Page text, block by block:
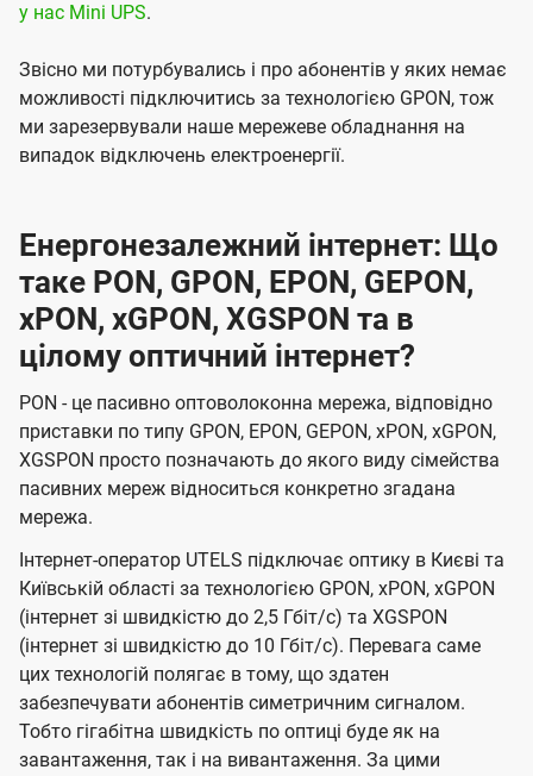
у нас Mini UPS.
Звісно ми потурбувались і про абонентів у яких немає
можливості підключитись за технологією GPON, тож
ми зарезервували наше мережеве обладнання на
випадок відключень електроенергії.
Енергонезалежний інтернет: Що
таке PON, GPON, EPON, GEPON,
xPON, xGPON, XGSPON та в
цілому оптичний інтернет?
PON - це пасивно оптоволоконна мережа, відповідно
приставки по типу GPON, EPON, GEPON, xPON, xGPON,
XGSPON просто позначають до якого виду сімейства
пасивних мереж відноситься конкретно згадана
мережа.
Інтернет-оператор UTELS підключає оптику в Києві та
Київській області за технологією GPON, xPON, xGPON
(інтернет зі швидкістю до 2,5 Гбіт/с) та XGSPON
(інтернет зі швидкістю до 10 Гбіт/с). Перевага саме
цих технологій полягає в тому, що здатен
забезпечувати абонентів симетричним сигналом.
Тобто гігабітна швидкість по оптиці буде як на
завантаження, так і на вивантаження. За цими